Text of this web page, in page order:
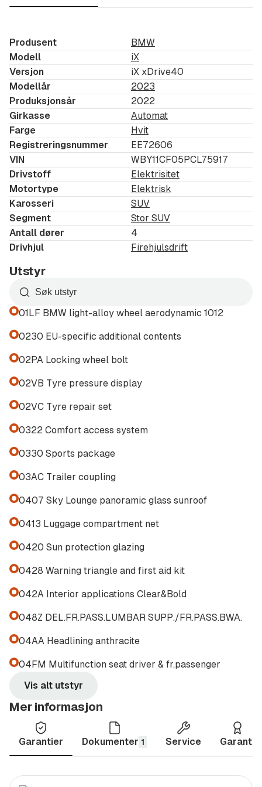
• Parking Assistant Plus
• Multifunksjonsseter foran
• Heat Comfort Package
• 4-soners klimaanlegg
• Comfort Access
• Hengerfeste
• Trådløs lading for mobiltelefon
• BMW Natural Interaction (stemmestyring)
• Personal eSIM
Info
• 2023-modell
• Bilen er solgt ny i Norge
• Leveres med sommer- og vinterhjul
• Leveres med tilstandsrapport
• Klar for omgående levering
BMW iX xDrive40 er et perfekt valg for deg som
ønsker en romslig, komfortabel og teknologisk
Kontakt oss for visning eller prøvekjøring
•NYHET!! BE OSS OM EN PRIVAT VIDEOVISNING AV
bruktbilavdeling:
Mobil: 400 95 205
daniel.farahani@sulland.no
Stig Raaness-Lyby
stig.raaness-lyby@sulland.no
Jon Kristian Schill
Mobil: 466 22 344
jon.schill@sulland.no
Knut Småvik
knut.smavik@sulland.no
Marianne Myren Midtlyng
Mobil: 472 55 363
Garanti
Produsent
BMW
Modell
iX
Versjon
iX xDrive40
Modellår
2023
Produksjonsår
2022
Girkasse
Automat
Farge
Hvit
Registreringsnummer
EE72606
VIN
WBY11CF05PCL75917
Drivstoff
Elektrisitet
Motortype
Elektrisk
Karosseri
SUV
Segment
Stor SUV
Antall dører
4
Drivhjul
Firehjulsdrift
Utstyr
Søk
etter
i
01LF BMW light-alloy wheel aerodynamic 1012
0230 EU-specific additional contents
02PA Locking wheel bolt
02VB Tyre pressure display
02VC Tyre repair set
0322 Comfort access system
0330 Sports package
03AC Trailer coupling
0407 Sky Lounge panoramic glass sunroof
0413 Luggage compartment net
0420 Sun protection glazing
0428 Warning triangle and first aid kit
042A Interior applications Clear&Bold
048Z DEL.FR.PASS.LUMBAR SUPP./FR.PASS.BWA.
04AA Headlining anthracite
04FM Multifunction seat driver & fr.passenger
Vis alt utstyr
Mer informasjon
Garantier Dokumenter 1 Service Garanti